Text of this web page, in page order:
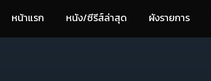
หน้าแรก หนัง/ซีรีส์ล่าสุด ผังรายการ